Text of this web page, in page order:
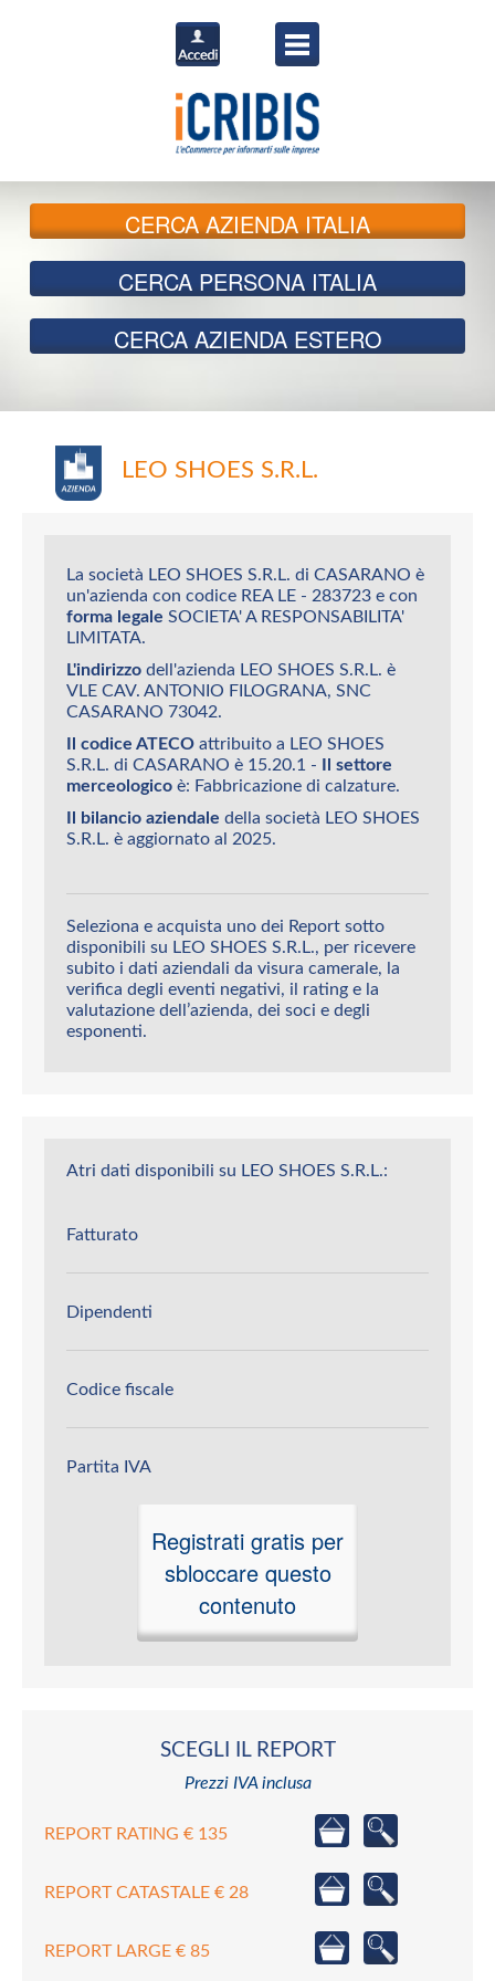
CERCAAZIENDA ITALIA
CERCA PERSONA ITALIA
CERCA AZIENDA ESTERO
LEO SHOES S.R.L.
La società LEO SHOES S.R.L. di CASARANO è
un'azienda con codice REA LE - 283723 e con
forma legale SOCIETA' A RESPONSABILITA'
LIMITATA.
L'indirizzo dell'azienda LEO SHOES S.R.L. è
VLE CAV. ANTONIO FILOGRANA, SNC
CASARANO 73042.
Il codice ATECO attribuito a LEO SHOES
S.R.L. di CASARANO è 15.20.1 - Il settore
merceologico è: Fabbricazione di calzature.
Il bilancio aziendale della società LEO SHOES
S.R.L. è aggiornato al 2025.
Seleziona e acquista uno dei Report sotto
disponibili su LEO SHOES S.R.L., per ricevere
subito i dati aziendali da visura camerale, la
verifica degli eventi negativi, il rating e la
valutazione dell’azienda, dei soci e degli
esponenti.
Atri dati disponibili su LEO SHOES S.R.L.:
Fatturato
Dipendenti
Codice fiscale
Partita IVA
Registrati gratis per
sbloccare questo
contenuto
SCEGLI IL REPORT
Prezzi IVA inclusa
REPORT RATING € 135
REPORT CATASTALE € 28
REPORT LARGE € 85